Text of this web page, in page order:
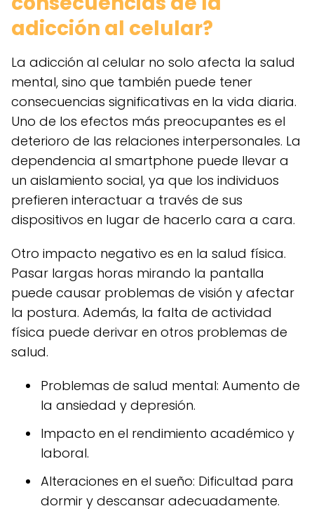
adicción al celular?
La adicción al celular no solo afecta la salud
mental, sino que también puede tener
consecuencias significativas en la vida diaria.
Uno de los efectos más preocupantes es el
deterioro de las relaciones interpersonales. La
dependencia al smartphone puede llevar a
un aislamiento social, ya que los individuos
prefieren interactuar a través de sus
dispositivos en lugar de hacerlo cara a cara.
Otro impacto negativo es en la salud física.
Pasar largas horas mirando la pantalla
puede causar problemas de visión y afectar
la postura. Además, la falta de actividad
física puede derivar en otros problemas de
salud.
Problemas de salud mental: Aumento de
la ansiedad y depresión.
Impacto en el rendimiento académico y
laboral.
Alteraciones en el sueño: Dificultad para
dormir y descansar adecuadamente.